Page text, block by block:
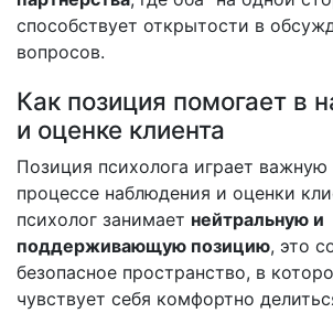
способствует открытости в
вопросов.
Как позиция помогает в
и оценке клиента
Позиция психолога играет важную
процессе наблюдения и оценки
психолог занимает нейтральную и
поддерживающую позицию, это
безопасное пространство, в
чувствует себя комфортно